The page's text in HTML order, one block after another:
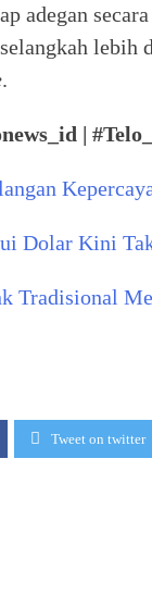
adegan
lebih
.
|
Dolar Kini
Tradisional
Tweet on twitter